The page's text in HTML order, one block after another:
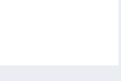
指輪が「たったの0.3ct」で毎日泣い
売っていた4万4000円のフィギュア